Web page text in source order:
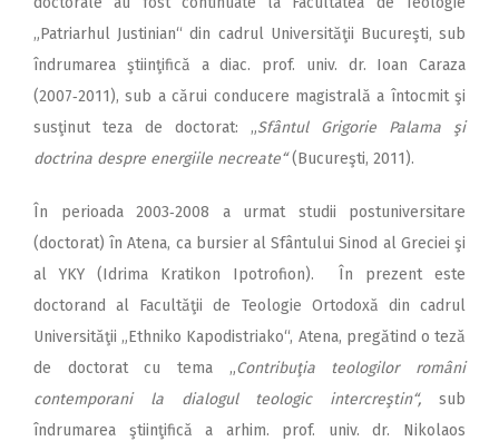
„Patriarhul Justinian“ din cadrul Universităţii Bucureşti, sub
îndrumarea ştiinţifică a diac. prof. univ. dr. Ioan Caraza
(2007‑2011), sub a cărui conducere magistrală a întocmit şi
susţinut teza de doctorat: „Sfântul Grigorie Palama şi
doctrina despre energiile necreate“(Bucureşti, 2011).
În perioada 2003‑2008 a urmat studii postuniversitare
(doctorat) în Atena, ca bursier al Sfântului Sinod al Greciei şi
al YKY (Idrima Kratikon Ipotrofion). În prezent este
doctorand al Facultăţii de Teologie Ortodoxă din cadrul
Universităţii „Ethniko Kapodistriako“, Atena, pregătind o teză
de doctorat cu tema „Contribuţia teologilor români
contemporani la dialogul teologic intercreştin“, sub
îndrumarea ştiinţifică a arhim. prof. univ. dr. Nikolaos